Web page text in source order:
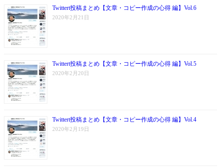
Twittert投稿まとめ【文章・コピー作成の心得 編】Vol.6
2020年2月21日
Twittert投稿まとめ【文章・コピー作成の心得 編】Vol.5
2020年2月20日
Twittert投稿まとめ【文章・コピー作成の心得 編】Vol.4
2020年2月19日